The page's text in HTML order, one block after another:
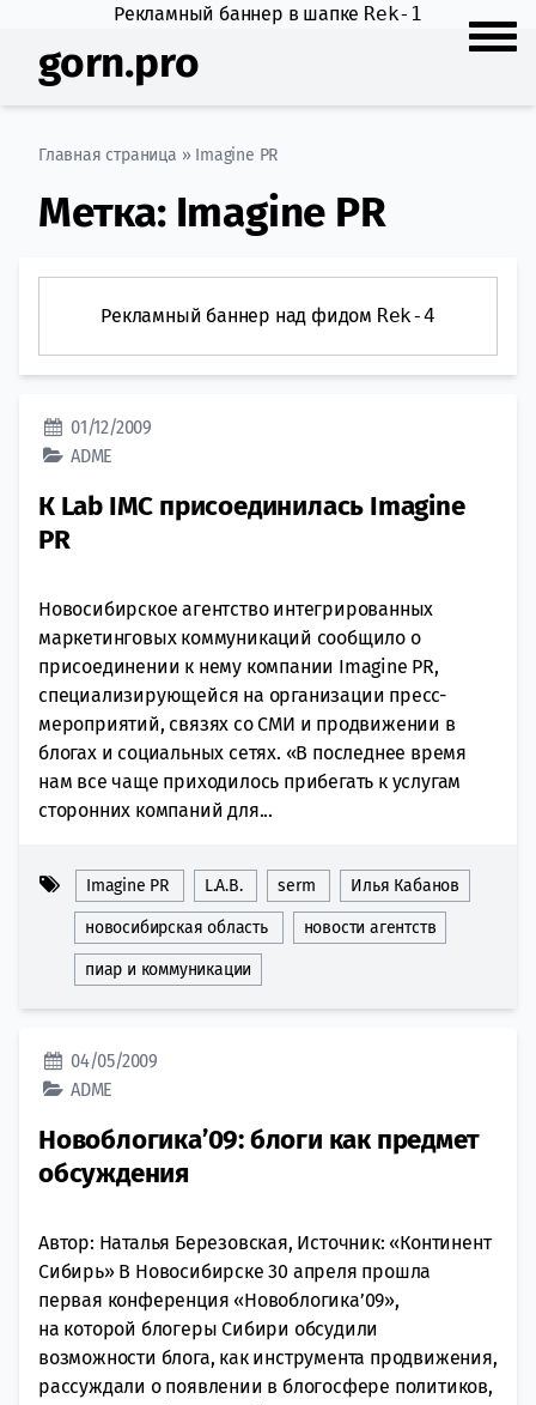
Рекламный баннер в шапке Rek-1
gorn.pro
Главная страница » Imagine PR
Метка: Imagine PR
Рекламный баннер над фидом Rek-4
01/12/2009
ADME
К Lab IMC присоединилась Imagine
PR
Новосибирское агентство интегрированных
маркетинговых коммуникаций сообщило о
присоединении к нему компании Imagine PR,
специализирующейся на организации пресс-
мероприятий, связях со СМИ и продвижении в
блогах и социальных сетях. «В последнее время
нам все чаще приходилось прибегать к услугам
сторонних компаний для...
Imagine PR L.A.B. serm Илья Кабанов
новосибирская область новости агентств
пиар и коммуникации
04/05/2009
ADME
Новоблогика’09: блоги как предмет
обсуждения
Автор: Наталья Березовская, Источник: «Континент
Сибирь» В Новосибирске 30 апреля прошла
первая конференция «Новоблогика’09»,
на которой блогеры Сибири обсудили
возможности блога, как инструмента продвижения,
рассуждали о появлении в блогосфере политиков,